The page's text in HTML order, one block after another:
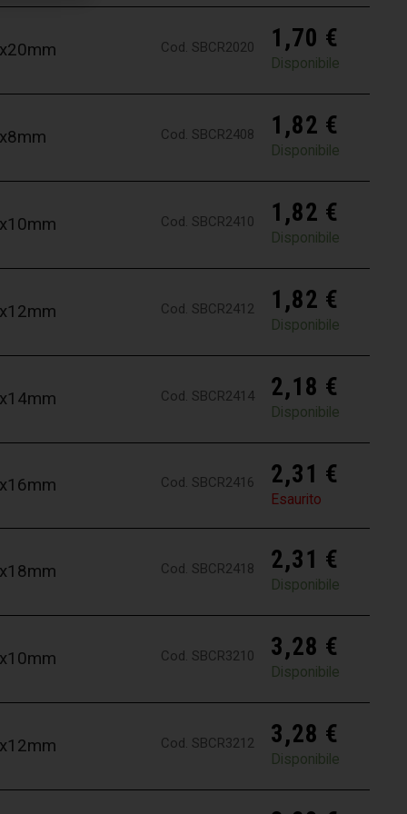
Cod. SBCR2020 1,70 €
Disponibile
Cod. SBCR2408 1,82 €
Disponibile
Cod. SBCR2410 1,82 €
Disponibile
Cod. SBCR2412 1,82 €
Disponibile
Cod. SBCR2414 2,18 €
Disponibile
Cod. SBCR2416 2,31 €
Esaurito
Cod. SBCR2418 2,31 €
Disponibile
Cod. SBCR3210 3,28 €
Disponibile
Cod. SBCR3212 3,28 €
Disponibile